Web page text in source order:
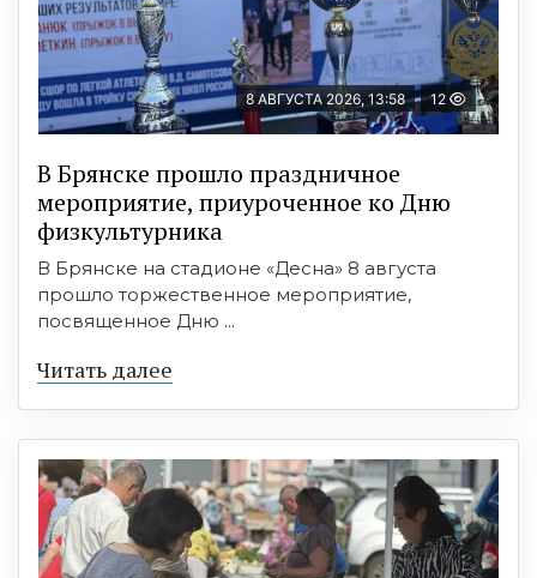
8 АВГУСТА 2026, 13:58 12
В Брянске прошло праздничное
мероприятие, приуроченное ко Дню
физкультурника
В Брянске на стадионе «Десна» 8 августа
прошло торжественное мероприятие,
посвященное Дню ...
Читать далее